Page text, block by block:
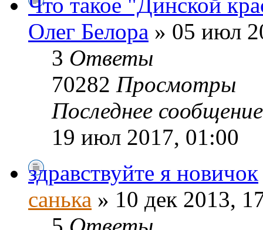
Олег Белора » 05 июл
3 Ответы
70282 Просмотры
Последнее
19 июл 2017, 01:00
здравствуйте я новичок
санька » 10 дек 2013,